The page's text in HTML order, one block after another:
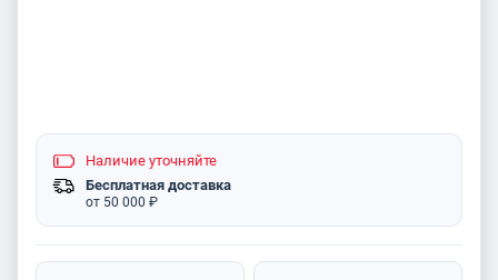
Наличие уточняйте
Бесплатная доставка
от 50 000 ₽